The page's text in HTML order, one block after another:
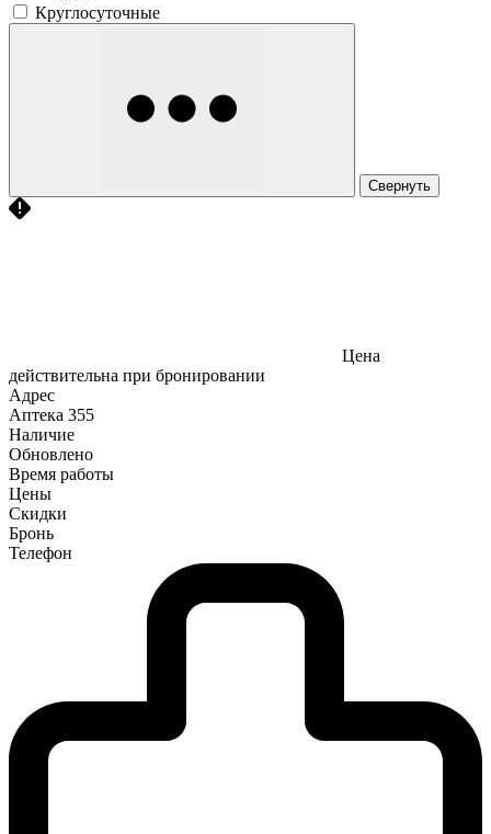
Круглосуточные
Свернуть
Цена
действительна при бронировании
Адрес
Аптека 355
Наличие
Обновлено
Время работы
Цены
Скидки
Бронь
Телефон